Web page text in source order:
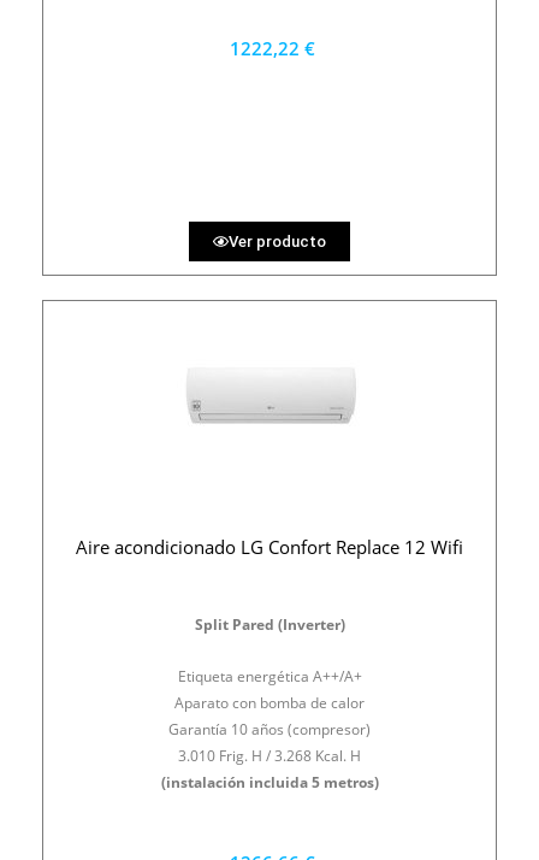
1222,22 €
Ver producto
Aire acondicionado LG Confort Replace 12 Wifi
Split Pared (Inverter)
Etiqueta energética A++/A+
Aparato con bomba de calor
Garantía 10 años (compresor)
3.010 Frig. H / 3.268 Kcal. H
(instalación incluida 5 metros)